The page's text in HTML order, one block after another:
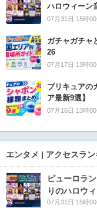
ハロウィーン
07月31日 15時00
ガチャガチャ
26
07月17日 13時00
プリキュアの
ア最新9選】
07月16日 13時00
エンタメ | アクセスラ
ピューロラ
りのハロウ
07月31日 15時00